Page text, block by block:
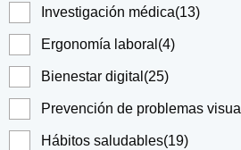
Investigación médica(13)
Ergonomía laboral (4)
Bienestar digital (25)
Prevención de problemas
Hábitos saludables(19)